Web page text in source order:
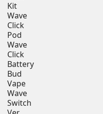
Kit
Wave
Click
Pod
Wave
Click
Battery
Bud
Vape
Wave
Switch